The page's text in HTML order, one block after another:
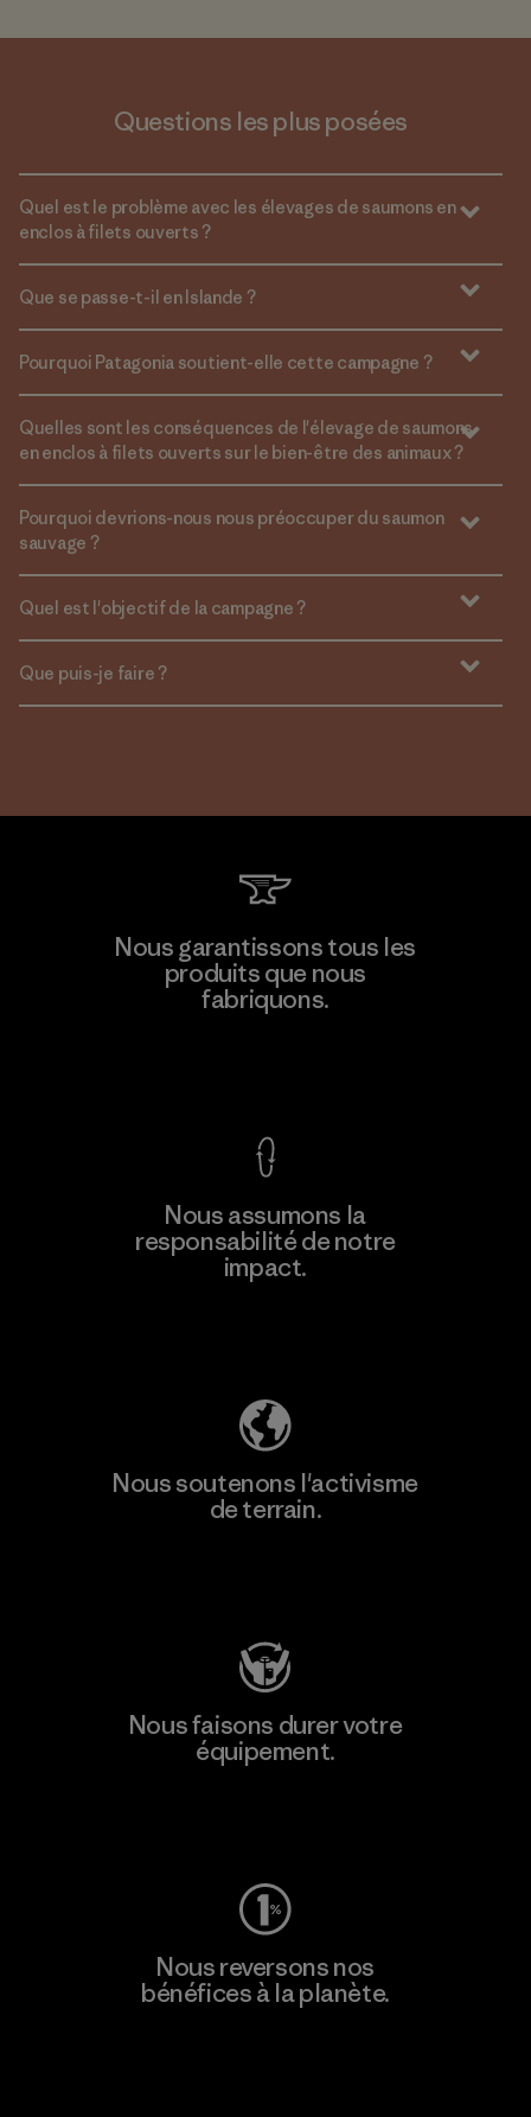
Questions les plus posées
Quel est le problème avec les élevages de saumons en
enclos à filets ouverts ?
Que se passe-t-il en Islande ?
Pourquoi Patagonia soutient-elle cette campagne ?
Quelles sont les conséquences de l'élevage de saumons
en enclos à filets ouverts sur le bien-être des animaux ?
Pourquoi devrions-nous nous préoccuper du saumon
sauvage ?
Quel est l'objectif de la campagne ?
Que puis-je faire ?
Nous garantissons tous les
produits que nous
fabriquons.
Nous assumons la
responsabilité de notre
impact.
Nous soutenons l'activisme
de terrain.
Nous faisons durer votre
équipement.
Nous reversons nos
bénéfices à la planète.